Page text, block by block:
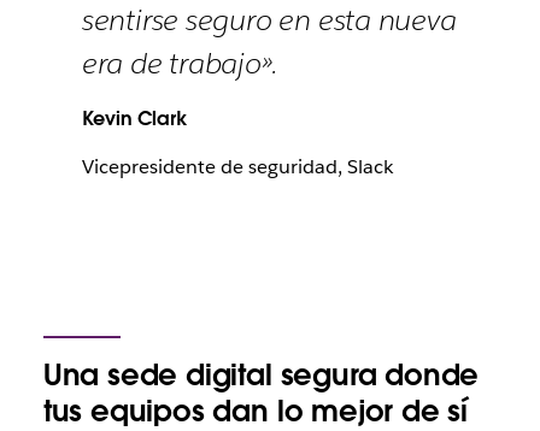
sentirse seguro en esta nueva
era de trabajo».
Kevin Clark
Vicepresidente de seguridad, Slack
Una sede digital segura donde
tus equipos dan lo mejor de sí